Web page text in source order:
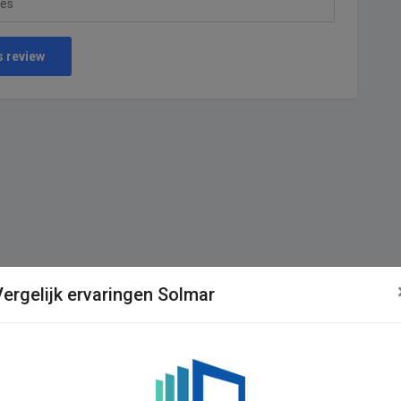
review
ervaringen Solmar